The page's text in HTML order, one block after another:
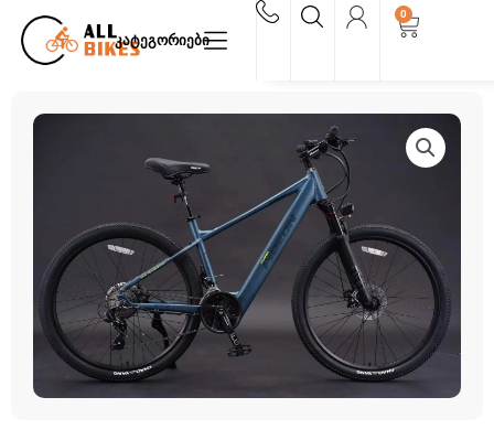
content
კატეგორიები
0
Cart